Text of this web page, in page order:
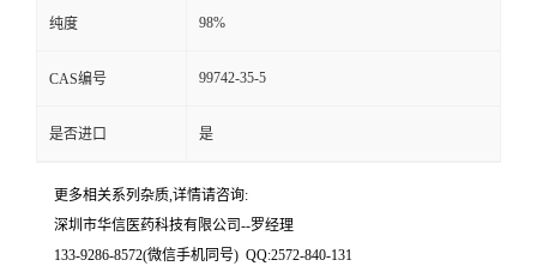
纯度 98%
CAS编号 99742-35-5
是否进口 是
更多相关系列杂质,详情请咨询:
深圳市华信医药科技有限公司--罗经理
133-9286-8572(微信手机同号) QQ:2572-840-131